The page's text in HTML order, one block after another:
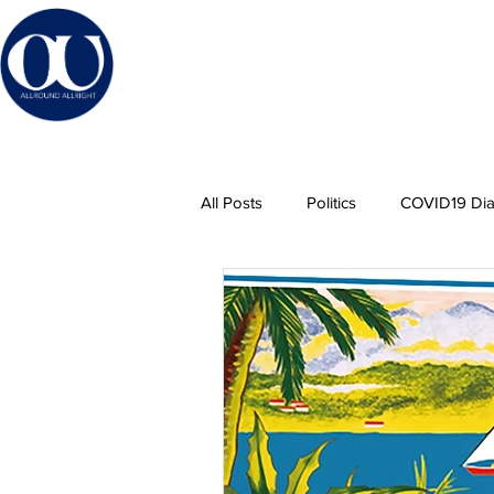
All Posts Politics COVID19